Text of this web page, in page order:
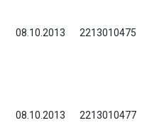
08.10.2013 2213010475
08.10.2013 2213010477